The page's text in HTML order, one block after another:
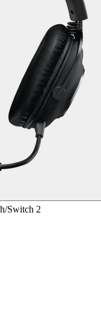
Switch 2